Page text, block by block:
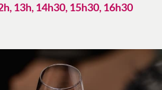
13h, 14h30, 15h30, 16h30